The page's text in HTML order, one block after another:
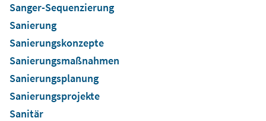
Sanger-Sequenzierung
Sanierung
Sanierungskonzepte
Sanierungsmaßnahmen
Sanierungsplanung
Sanierungsprojekte
Sanitär